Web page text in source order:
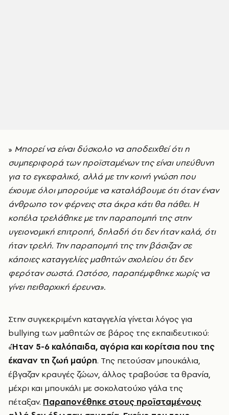
» Μπορεί να είναι δύσκολο να αποδειχθεί ότι η
συμπεριφορά των προϊσταμένων της είναι υπεύθυνη
για το εγκεφαλικό, αλλά με την κοινή γνώση που
έχουμε όλοι μπορούμε να καταλάβουμε ότι όταν έναν
άνθρωπο τον φέρνεις στα άκρα κάτι θα πάθει. Η
κοπέλα τρελάθηκε με την παραπομπή της στην
υγειονομική επιτροπή, δηλαδή ότι δεν ήταν καλά, ότι
ήταν τρελή. Την παραπομπή της την βάσιζαν σε
κάποιες καταγγελίες μαθητών σχολείου ότι δεν
φερόταν σωστά. Ωστόσο, παραπέμφθηκε χωρίς να
γίνει πειθαρχική έρευνα».
Στην συγκεκριμένη καταγγελία γίνεται λόγος για
bullying των μαθητών σε βάρος της εκπαιδευτικού:
«Ήταν 5-6 καλόπαιδα, αγόρια και κορίτσια που της
έκαναν τη ζωή μαύρη. Της πετούσαν μπουκάλια,
έβγαζαν κραυγές ζώων, άλλος τραβούσε τα θρανία,
μέχρι και μπουκάλι με σοκολατούχο γάλα της
πέταξαν. Παραπονέθηκε στους προϊσταμένους